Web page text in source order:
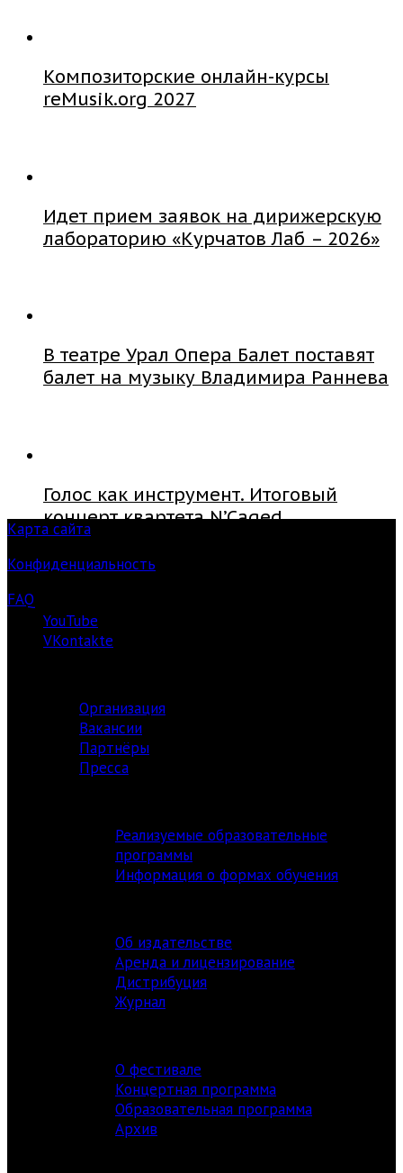
Композиторские онлайн-курсы
reMusik.org 2027
Идет прием заявок на дирижерскую
лабораторию «Курчатов Лаб – 2026»
В театре Урал Опера Балет поставят
балет на музыку Владимира Раннева
Голос как инструмент. Итоговый
концерт квартета N’Caged
Карта сайта
Конфиденциальность
FAQ
YouTube
VKontakte
Организация
Вакансии
Партнёры
Пресса
Реализуемые образовательные
программы
Информация о формах обучения
Об издательстве
Аренда и лицензирование
Дистрибуция
Журнал
О фестивале
Концертная программа
Образовательная программа
Архив